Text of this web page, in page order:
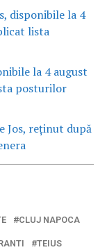
disponibile la 4
lista
la 4 august
posturilor
Jos, reținut după
CLUJ NAPOCA
TEIUS